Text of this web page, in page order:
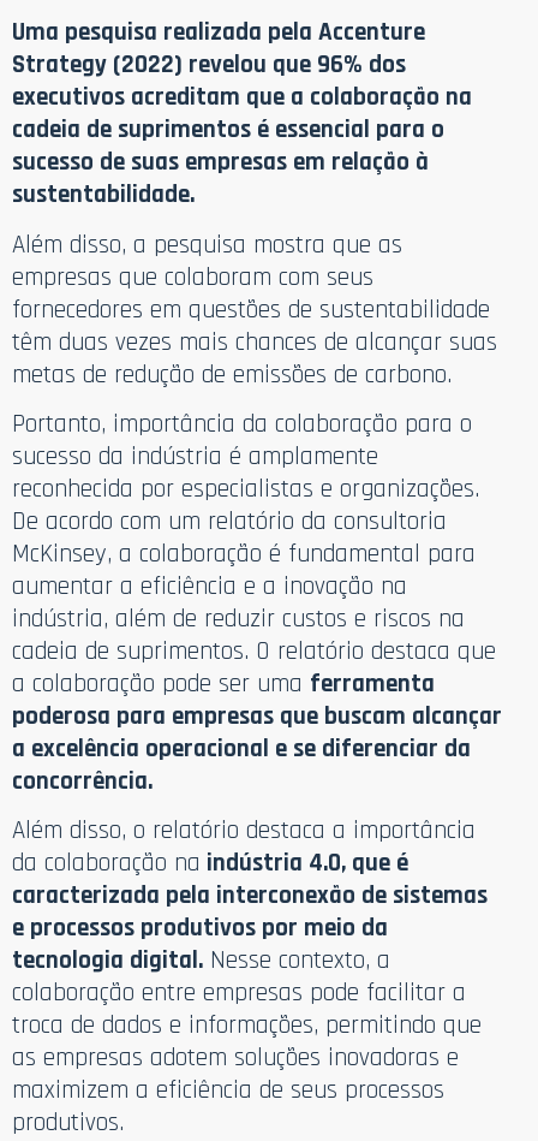
Uma pesquisa realizada pela Accenture
Strategy (2022) revelou que 96% dos
executivos acreditam que a colaboração na
cadeia de suprimentos é essencial para o
sucesso de suas empresas em relação à
sustentabilidade.
Além disso, a pesquisa mostra que as
empresas que colaboram com seus
fornecedores em questões de sustentabilidade
têm duas vezes mais chances de alcançar suas
metas de redução de emissões de carbono.
Portanto, importância da colaboração para o
sucesso da indústria é amplamente
reconhecida por especialistas e organizações.
De acordo com um relatório da consultoria
McKinsey, a colaboração é fundamental para
aumentar a eficiência e a inovação na
indústria, além de reduzir custos e riscos na
cadeia de suprimentos. O relatório destaca que
a colaboração pode ser uma ferramenta
poderosa para empresas que buscam alcançar
a excelência operacional e se diferenciar da
concorrência.
Além disso, o relatório destaca a importância
da colaboração na indústria 4.0, que é
caracterizada pela interconexão de sistemas
e processos produtivos por meio da
tecnologia digital. Nesse contexto, a
colaboração entre empresas pode facilitar a
troca de dados e informações, permitindo que
as empresas adotem soluções inovadoras e
maximizem a eficiência de seus processos
produtivos.